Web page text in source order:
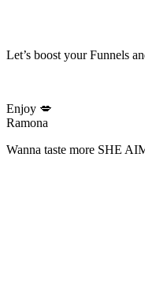
Let’s boost your Funnels
Enjoy 💋
Ramona
Wanna taste more SHE